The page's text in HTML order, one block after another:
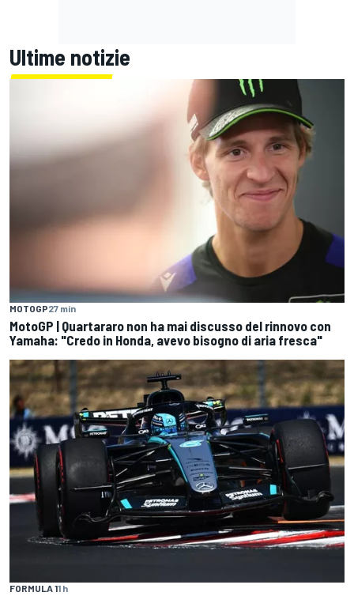
Ultime notizie
MOTOGP27 min
MotoGP | Quartararo non ha mai discusso del rinnovo con
Yamaha: "Credo in Honda, avevo bisogno di aria fresca"
FORMULA 11 h